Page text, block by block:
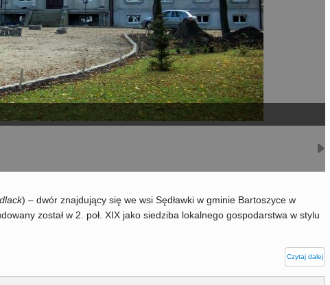
) – dwór znajdujący się we wsi Sędławki w gminie Bartoszyce w
został w 2. poł. XIX jako siedziba lokalnego gospodarstwa w stylu
Czytaj dalej